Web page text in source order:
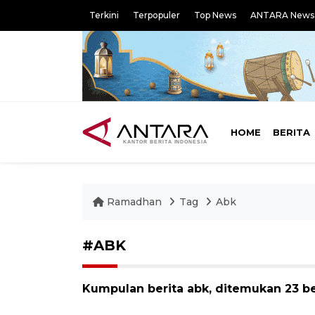
Terkini Terpopuler Top News ANTARA News
HOME BERITA
Ramadhan Tag Abk
#ABK
Kumpulan berita abk, ditemukan 23